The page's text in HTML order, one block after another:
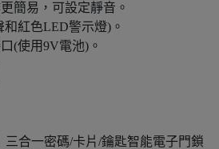
簡易，可設定靜音。
紅色LED警示燈)。
(使用9V電池)。
合一密碼/卡片/鑰匙智能電子門鎖